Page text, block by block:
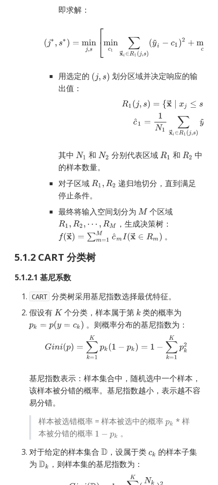
即求解：
用选定的
划分区域并决定响应的输
出值：
其中 和 分别代表区域 和
中
的样本数量。
对子区域
递归地切分，直到满足
停止条件。
最终将输入空间划分为
个区域
，生成决策树：
。
5.1.2 CART 分类树
5.1.2.1 基尼系数
CART 分类树采用基尼指数选择最优特征。
假设有
个分类，样本属于第
类的概率为
。则概率分布的基尼指数为：
基尼指数表示：样本集合中，随机选中一个样本，
该样本被分错的概率。基尼指数越小，表示越不容
易分错。
样本被选错概率 = 样本被选中的概率
* 样
本被分错的概率
。
对于给定的样本集合
，设属于类
的样本子集
为
，则样本集的基尼指数为：